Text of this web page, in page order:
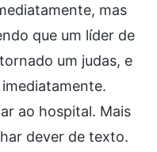
mas
que um líder de
um judas, e
ao hospital. Mais
dever de texto.